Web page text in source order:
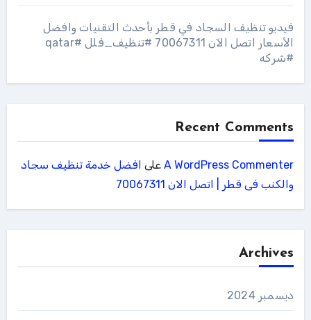
فيديو تنظيف السجاد في قطر بأحدث التقنيات وافضل
الأسعار اتصل الآن 70067311 #تنظيف_فلل #qatar
#شركه
Recent Comments
A WordPress Commenterعلى افضل خدمة تنظيف سجاد
والكنب فى قطر | اتصل الان 70067311
Archives
ديسمبر 2024